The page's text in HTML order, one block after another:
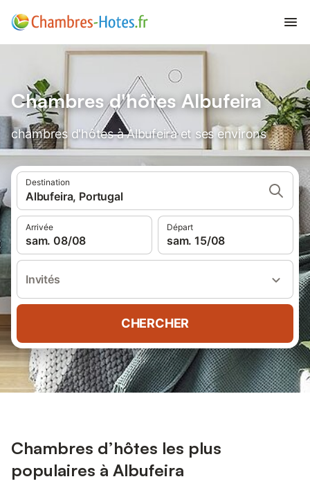
Chambres d'hôtes Albufeira
chambres d'hôtes à Albufeira et ses environs
Destination
Albufeira, Portugal
Arrivée
sam. 08/08
Départ
sam. 15/08
Invités
CHERCHER
Chambres d’hôtes les plus
populaires à Albufeira